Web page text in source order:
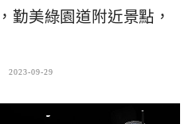
勤美綠園道附近景點，
2023-09-29